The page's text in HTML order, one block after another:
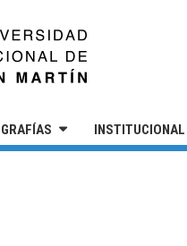
INSTITUCIONAL
AQUÍ